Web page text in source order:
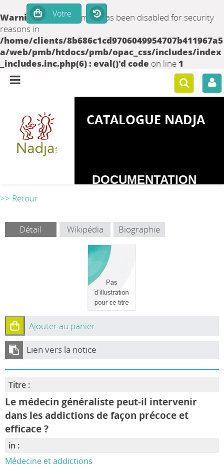
Warning: set_time_limit() has been disabled for security
reasons in
/home/clients/8b686c1cd9706049954707b411967a5
a/web/pmb/htdocs/pmb/opac_css/includes/index
_includes.inc.php(6) : eval()'d code on line 1
CATALOGUE NADJA
DOCUMENTATION
>> Retour
Détail Wikipédia Biographie
Ajouter au panier
Lien vers la notice
Titre :
Le médecin généraliste peut-il intervenir
dans les addictions de façon précoce et
efficace ?
in :
Médecine et addictions